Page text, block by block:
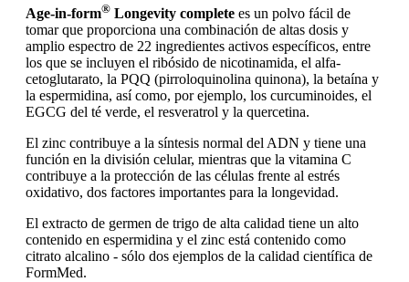
Age-in-form® Longevity complete es un polvo fácil de
tomar que proporciona una combinación de altas dosis y
amplio espectro de 22 ingredientes activos específicos, entre
los que se incluyen el ribósido de nicotinamida, el alfa-
cetoglutarato, la PQQ (pirroloquinolina quinona), la betaína y
la espermidina, así como, por ejemplo, los curcuminoides, el
EGCG del té verde, el resveratrol y la quercetina.
El zinc contribuye a la síntesis normal del ADN y tiene una
función en la división celular, mientras que la vitamina C
contribuye a la protección de las células frente al estrés
oxidativo, dos factores importantes para la longevidad.
El extracto de germen de trigo de alta calidad tiene un alto
contenido en espermidina y el zinc está contenido como
citrato alcalino - sólo dos ejemplos de la calidad científica de
FormMed.